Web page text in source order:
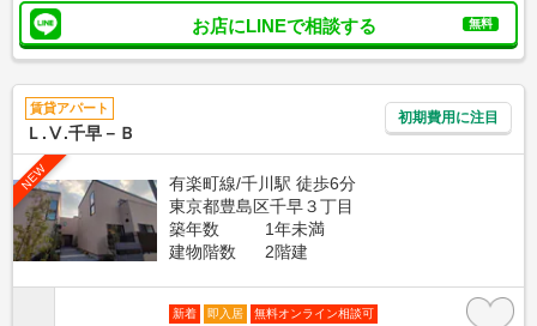
お店にLINEで相談する 無料
賃貸アパート
Ｌ.Ⅴ.千早－Ｂ
初期費用に注目
NEW
有楽町線/千川駅 徒歩6分
東京都豊島区千早３丁目
築年数
1年未満
建物階数
2階建
新着 即入居 無料オンライン相談可